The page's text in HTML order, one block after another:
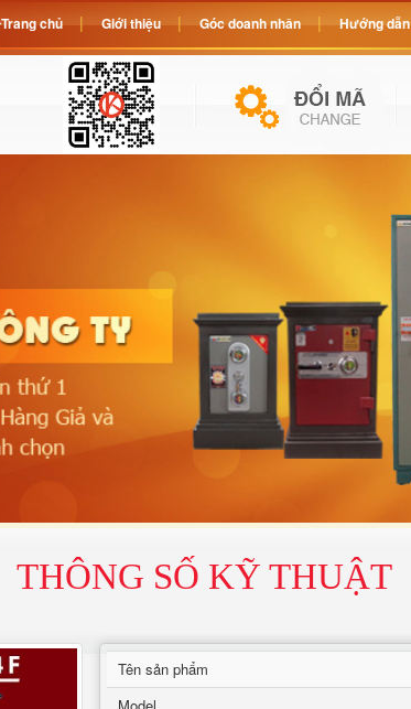
THÔNG SỐ KỸ THUẬT
Tên sản phẩm
Trang chủ Giới thiệu Góc doanh nhân Hướng